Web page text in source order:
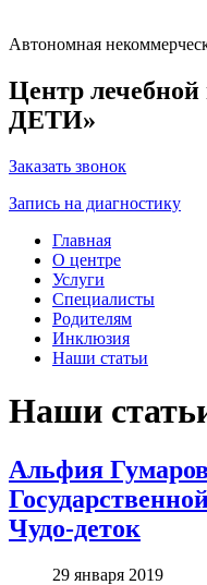
Автономная
Центр
ДЕТИ»
Заказать звонок
Запись на диагностику
Главная
О центре
Услуги
Специалисты
Родителям
Инклюзия
Наши статьи
Наши
Альфия
Чудо-деток
29 января 2019